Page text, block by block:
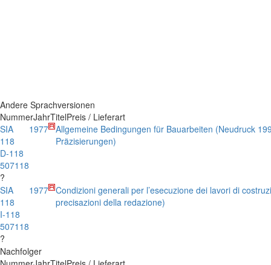
Andere Sprachversionen
NummerJahrTitelPreis / Lieferart
SIA
118
D-118
507118
?
1977 Allgemeine Bedingungen für Bauarbeiten (Neudruck
Präzisierungen)
SIA
118
I-118
507118
?
1977 Condizioni generali per l’esecuzione dei lavori di
precisazioni della redazione)
Nachfolger